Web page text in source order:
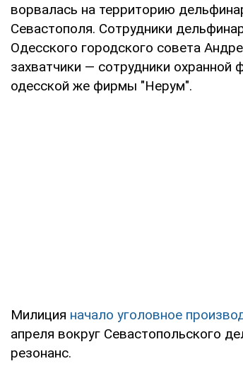
ворвалась на территорию
Севастополя. Сотрудники
Одесского городского совета
захватчики — сотрудники
одесской же фирмы "Нерум".
Милиция начало уголовное
апреля вокруг Севастопольского
резонанс.